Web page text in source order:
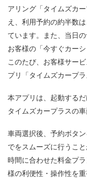
アリング「タイムズカ
え、利用予約の約半数
ています。また、当日
お客様の「今すぐカー
このたび、お客様サー
プリ「タイムズカープ
本アプリは、起動する
タイムズカープラスの
車両選択後、予約ボタ
でをスムーズに行うこ
時間に合わせた料金プ
様の利便性・操作性を重